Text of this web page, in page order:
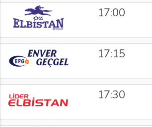
17:00
17:15
17:30